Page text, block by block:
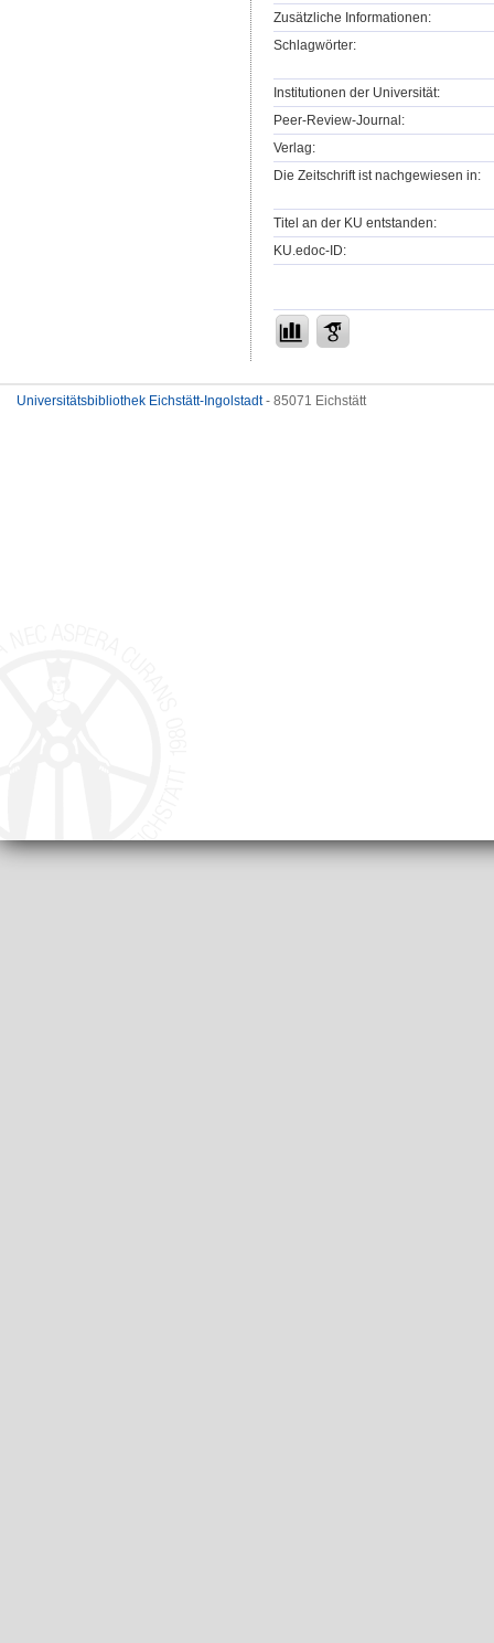
Zusätzliche Informationen:
Schlagwörter:
Institutionen der Universität:
Peer-Review-Journal:
Verlag:
Die Zeitschrift ist nachgewiesen in:
Titel an der KU entstanden:
KU.edoc-ID:
Universitätsbibliothek Eichstätt-Ingolstadt- 85071 Eichstätt